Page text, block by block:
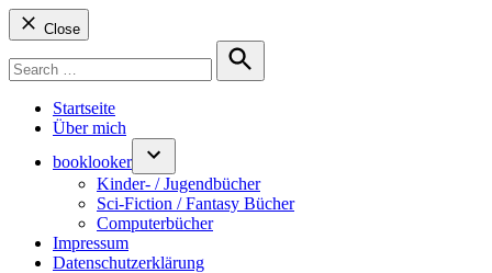
Close
for:
Search
Startseite
Über mich
booklooker
Kinder- / Jugendbücher
Sci-Fiction / Fantasy Bücher
Computerbücher
Impressum
Datenschutzerklärung